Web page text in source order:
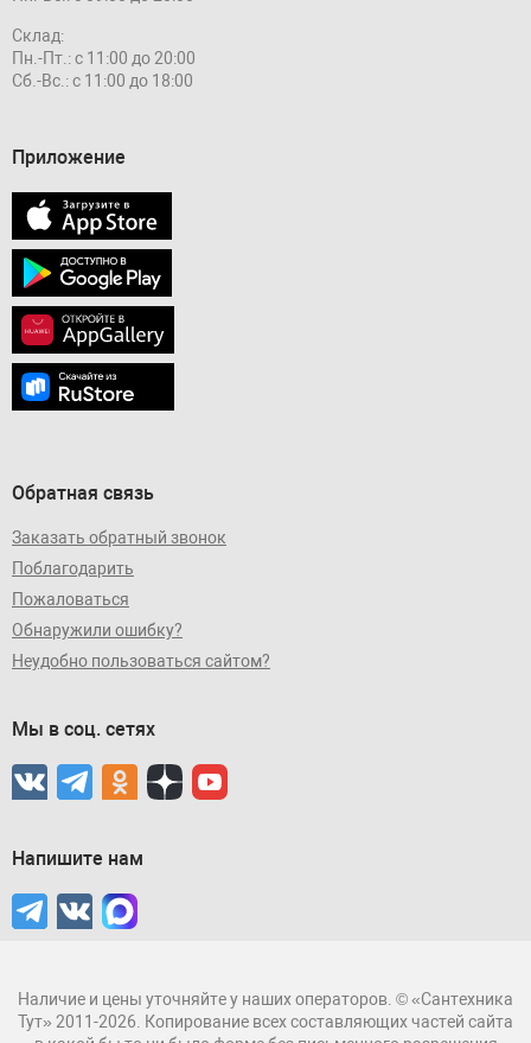
Склад:
Пн.-Пт.: с 11:00 до 20:00
Сб.-Вс.: с 11:00 до 18:00
Приложение
Обратная связь
Заказать обратный звонок
Поблагодарить
Пожаловаться
Обнаружили ошибку?
Неудобно пользоваться сайтом?
Мы в соц. сетях
Напишите нам
Наличие и цены уточняйте у наших операторов. © «Сантехника
Тут» 2011-2026. Копирование всех составляющих частей сайта